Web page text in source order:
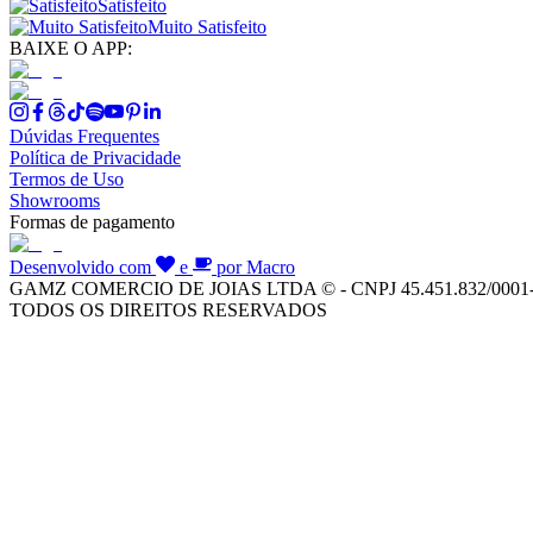
Satisfeito
Muito Satisfeito
BAIXE O APP:
Dúvidas Frequentes
Política de Privacidade
Termos de Uso
Showrooms
Formas de pagamento
Desenvolvido com e
por Macro
GAMZ COMERCIO DE JOIAS LTDA © - CNPJ 45.451.832/
TODOS OS DIREITOS RESERVADOS